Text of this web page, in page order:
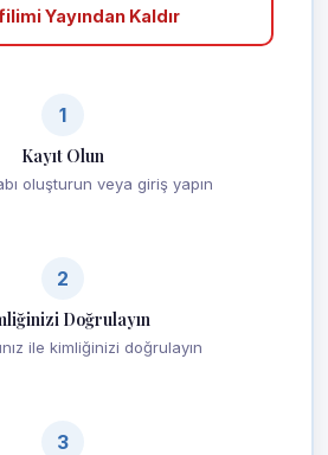
Yayından Kaldır
1
Kayıt Olun
oluşturun veya giriş yapın
2
Doğrulayın
ile kimliğinizi doğrulayın
3